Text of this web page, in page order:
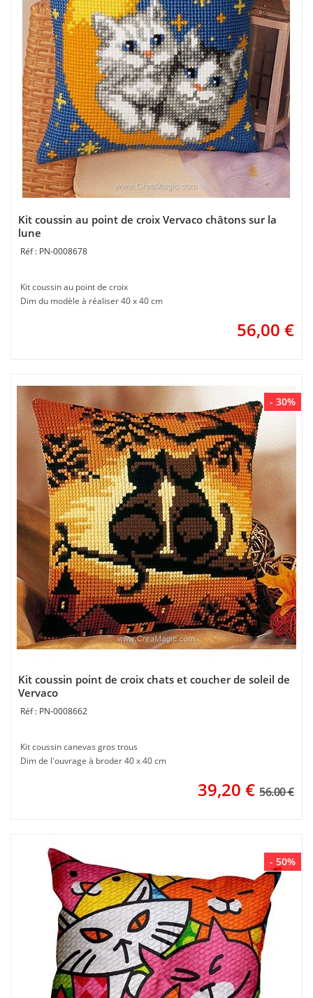
Kit coussin au point de croix Vervaco châtons sur la
lune
PN-0008678
Kit coussin au point de croix
Dim du modèle à réaliser 40 x 40 cm
56,00 €
- 30%
Kit coussin point de croix chats et coucher de soleil de
Vervaco
PN-0008662
Kit coussin canevas gros trous
Dim de l'ouvrage à broder 40 x 40 cm
39,20 € 56.00 €
- 50%